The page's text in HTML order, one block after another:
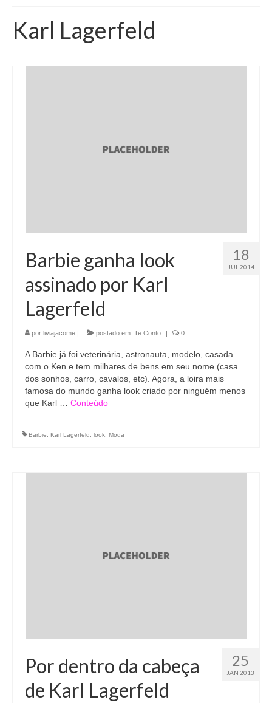
Karl Lagerfeld
18
JUL 2014
Barbie ganha look
assinado por Karl
Lagerfeld
por liviajacome | postado em: Te Conto | 0
A Barbie já foi veterinária, astronauta, modelo, casada
com o Ken e tem milhares de bens em seu nome (casa
dos sonhos, carro, cavalos, etc). Agora, a loira mais
famosa do mundo ganha look criado por ninguém menos
que Karl … Conteúdo
Barbie Karl Lagerfeld look Moda
25
JAN 2013
Por dentro da cabeça
de Karl Lagerfeld